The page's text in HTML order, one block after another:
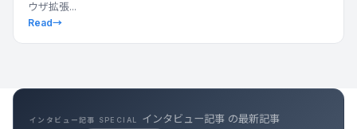
ウザ拡張...
Read→
キャリア記事 SPECIAL キャリア記事 の最新記事